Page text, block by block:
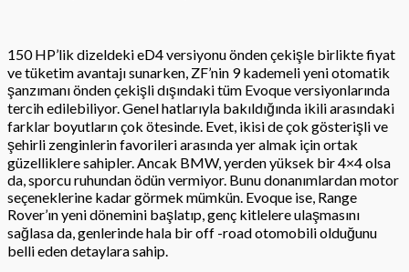
150 HP’lik dizeldeki eD4 versiyonu önden çekişle birlikte fiyat
ve tüketim avantajı sunarken, ZF’nin 9 kademeli yeni otomatik
şanzımanı önden çekişli dışındaki tüm Evoque versiyonlarında
tercih edilebiliyor. Genel hatlarıyla bakıldığında ikili arasındaki
farklar boyutların çok ötesinde. Evet, ikisi de çok gösterişli ve
şehirli zenginlerin favorileri arasında yer almak için ortak
güzelliklere sahipler. Ancak BMW, yerden yüksek bir 4×4 olsa
da, sporcu ruhundan ödün vermiyor. Bunu donanımlardan motor
seçeneklerine kadar görmek mümkün. Evoque ise, Range
Rover’ın yeni dönemini başlatıp, genç kitlelere ulaşmasını
sağlasa da, genlerinde hala bir off -road otomobili olduğunu
belli eden detaylara sahip.